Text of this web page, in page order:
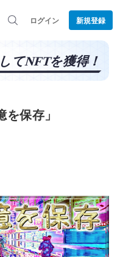
ログイン 新規登録
保存」